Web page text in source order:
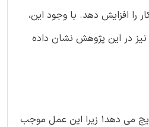
را افزایش دهد. با وجود این،
در این پژوهش نشان داده
جامعه ژاپن دورکاری را ترویج می دهد1 زیرا این عمل موجب